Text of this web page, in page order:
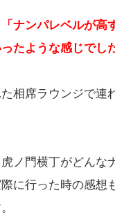
ナンパレベルが高
たような感じでし
相席ラウンジで連
ノ門横丁がどんな
に行った時の感想